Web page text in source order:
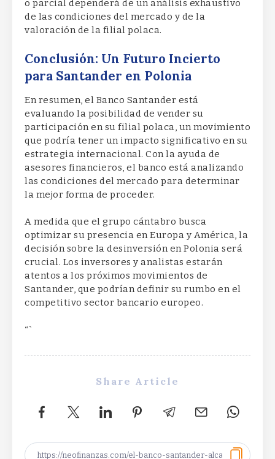
o parcial dependerá de un análisis exhaustivo
de las condiciones del mercado y de la
valoración de la filial polaca.
Conclusión: Un Futuro Incierto
para Santander en Polonia
En resumen, el Banco Santander está
evaluando la posibilidad de vender su
participación en su filial polaca, un movimiento
que podría tener un impacto significativo en su
estrategia internacional. Con la ayuda de
asesores financieros, el banco está analizando
las condiciones del mercado para determinar
la mejor forma de proceder.
A medida que el grupo cántabro busca
optimizar su presencia en Europa y América, la
decisión sobre la desinversión en Polonia será
crucial. Los inversores y analistas estarán
atentos a los próximos movimientos de
Santander, que podrían definir su rumbo en el
competitivo sector bancario europeo.
“`
Share Article